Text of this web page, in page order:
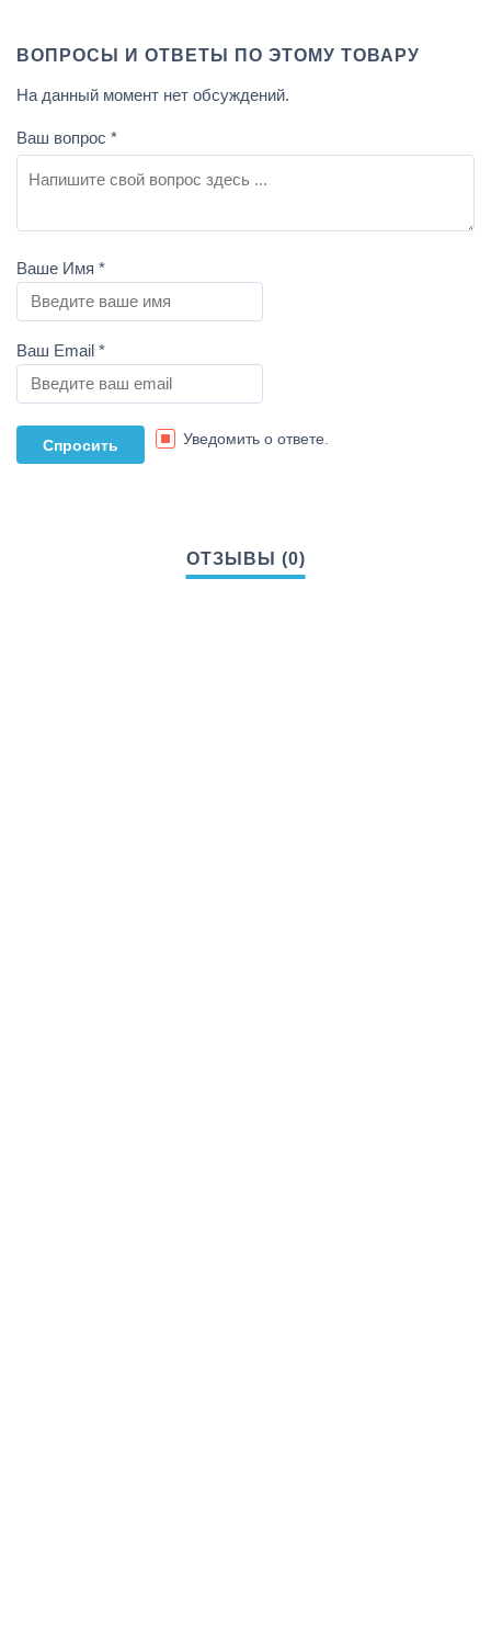
ВОПРОСЫ И ОТВЕТЫ ПО ЭТОМУ ТОВАРУ
На данный момент нет обсуждений.
Ваш вопрос *
Ваше Имя *
Ваш Email *
Уведомить о ответе.